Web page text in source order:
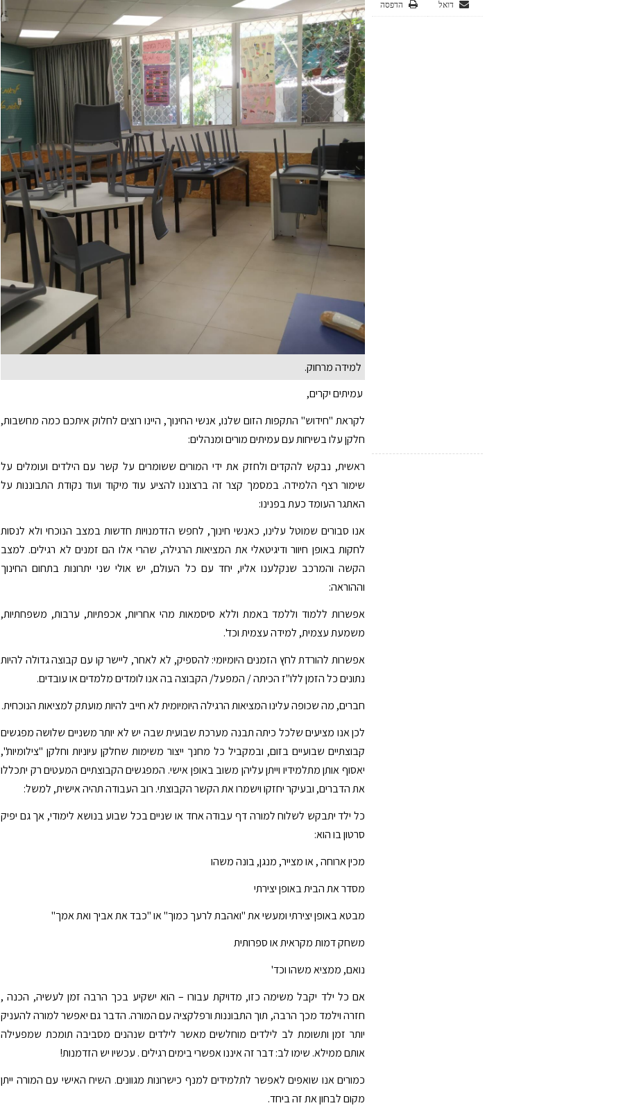
הדפסה דואל
למידה מרחוק.
עמיתים יקרים,
לקראת "חידוש" התקפות הזום שלנו, אנשי החינוך, היינו רוצים לחלוק איתכם כמה מחשבות,
חלקן עלו בשיחות עם עמיתים מורים ומנהלים:
ראשית, נבקש להקדים ולחזק את ידי המורים ששומרים על קשר עם הילדים ועומלים על
שימור רצף הלמידה. במסמך קצר זה ברצוננו להציע עוד מיקוד ועוד נקודת התבוננות על
האתגר העומד כעת בפנינו:
אנו סבורים שמוטל עלינו, כאנשי חינוך, לחפש הזדמנויות חדשות במצב הנוכחי ולא לנסות
לחקות באופן חיוור ודיגיטאלי את המציאות הרגילה, שהרי אלו הם זמנים לא רגילים. למצב
הקשה והמרכב שנקלענו אליו, יחד עם כל העולם, יש אולי שני יתרונות בתחום החינוך
וההוראה:
אפשרות ללמוד וללמד באמת וללא סיסמאות מהי אחריות, אכפתיות, ערבות, משפחתיות,
משמעת עצמית, למידה עצמית וכד'.
אפשרות להורדת לחץ הזמנים היומיומי: להספיק, לא לאחר, ליישר קו עם קבוצה גדולה להיות
נתונים כל הזמן ללו"ז הכיתה / המפעל/ הקבוצה בה אנו לומדים מלמדים או עובדים.
חברים, מה שכופה עלינו המציאות הרגילה היומיומית לא חייב להיות מועתק למציאות הנוכחית.
לכן אנו מציעים שלכל כיתה תבנה מערכת שבועית שבה יש לא יותר משניים שלושה מפגשים
קבוצתיים שבועיים בזום, ובמקביל כל מחנך ייצור משימות שחלקן עיוניות וחלקן "צילומיות",
יאסוף אותן מתלמידיו וייתן עליהן משוב באופן אישי. המפגשים הקבוצתיים המעטים רק יתכללו
את הדברים, ובעיקר יחזקו וישמרו את הקשר הקבוצתי. רוב העבודה תהיה אישית, למשל:
כל ילד יתבקש לשלוח למורה דף עבודה אחד או שניים בכל שבוע בנושא לימודי, אך גם יפיק
סרטון בו הוא:
מכין ארוחה , או מצייר, מנגן, בונה משהו
מסדר את הבית באופן יצירתי
מבטא באופן יצירתי ומעשי את "ואהבת לרעך כמוך" או "כבד את אביך ואת אמך"
משחק דמות מקראית או ספרותית
נואם, ממציא משהו וכד'
אם כל ילד יקבל משימה כזו, מדויקת עבורו – הוא ישקיע בכך הרבה זמן לעשיה, הכנה ,
חזרה וילמד מכך הרבה, תוך התבוננות ורפלקציה עם המורה. הדבר גם יאפשר למורה להעניק
יותר זמן ותשומת לב לילדים מוחלשים מאשר לילדים שנהנים מסביבה תומכת שמפעילה
אותם ממילא. שימו לב: דבר זה איננו אפשרי בימים רגילים . עכשיו יש הזדמנות!
כמורים אנו שואפים לאפשר לתלמידים למנף כישרונות מגוונים. השיח האישי עם המורה ייתן
מקום לבחון את זה ביחד.